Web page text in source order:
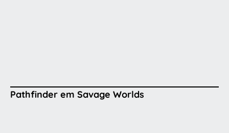
Pathfinder em Savage Worlds